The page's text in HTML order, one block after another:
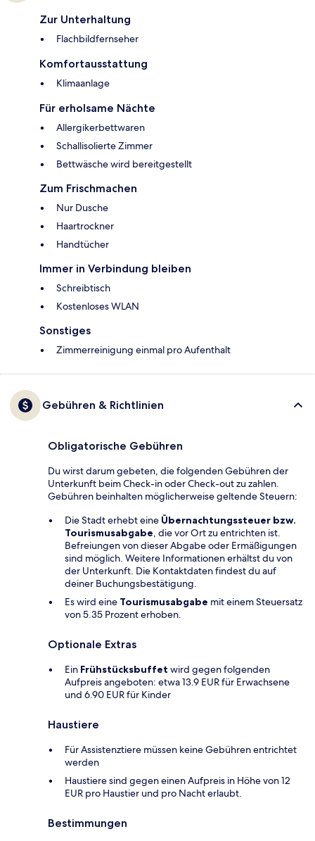
Zur Unterhaltung
Flachbildfernseher
Komfortausstattung
Klimaanlage
Für erholsame Nächte
Allergikerbettwaren
Schallisolierte Zimmer
Bettwäsche wird bereitgestellt
Zum Frischmachen
Nur Dusche
Haartrockner
Handtücher
Immer in Verbindung bleiben
Schreibtisch
Kostenloses WLAN
Sonstiges
Zimmerreinigung einmal pro Aufenthalt
Gebühren & Richtlinien
Obligatorische Gebühren
Du wirst darum gebeten, die folgenden Gebühren der
Unterkunft beim Check-in oder Check-out zu zahlen.
Gebühren beinhalten möglicherweise geltende Steuern:
Die Stadt erhebt eine Übernachtungssteuer bzw.
Tourismusabgabe, die vor Ort zu entrichten ist.
Befreiungen von dieser Abgabe oder Ermäßigungen
sind möglich. Weitere Informationen erhältst du von
der Unterkunft. Die Kontaktdaten findest du auf
deiner Buchungsbestätigung.
Es wird eine Tourismusabgabe mit einem Steuersatz
von 5.35 Prozent erhoben.
Optionale Extras
Ein Frühstücksbuffet wird gegen folgenden
Aufpreis angeboten: etwa 13.9 EUR für Erwachsene
und 6.90 EUR für Kinder
Haustiere
Für Assistenztiere müssen keine Gebühren entrichtet
werden
Haustiere sind gegen einen Aufpreis in Höhe von 12
EUR pro Haustier und pro Nacht erlaubt.
Bestimmungen